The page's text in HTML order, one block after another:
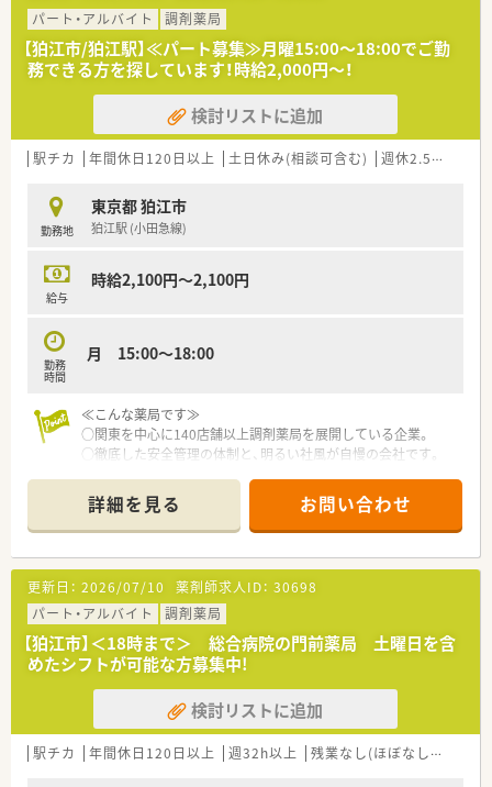
パート・アルバイト
調剤薬局
【狛江市/狛江駅】≪パート募集≫月曜15:00～18:00でご勤
務できる方を探しています！時給2,000円～！
検討リストに追加
駅チカ 年間休日120日以上 土日休み(相談可含む) 週休2.5日以上
勤務地
東京都 狛江市
狛江駅 (小田急線)
給与
時給2,100円～2,100円
勤務
時間
月 15:00～18:00
≪こんな薬局です≫
○関東を中心に140店舗以上調剤薬局を展開している企業。
○徹底した安全管理の体制と、明るい社風が自慢の会社です。
○患者様からの厚い信頼が、高い実績となっています。
○システム関係が整っているので、ジェネリック提案の際も自動
で金額差も出してくれるので、落ち着いて投薬できます。
≪こんな薬局です≫
○新御徒町駅から徒歩4分！アクセス抜群◎
○メインの応需科目は内科, 呼吸器科, 小児科です！
○処方箋枚数は1日30～40枚/日程度！比較的落ち着いている環
境です
○幅広い年齢層が活躍されている店舗です！
詳細を見る お問い合わせ
更新日： 2026/07/10 薬剤師求人ID： 30698
パート・アルバイト
調剤薬局
【狛江市】＜18時まで＞ 総合病院の門前薬局 土曜日を含
めたシフトが可能な方募集中!
検討リストに追加
駅チカ 年間休日120日以上 週32h以上 残業なし(ほぼなし含む)